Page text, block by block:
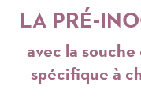
LA PRÉ-
avec la
spécifique à